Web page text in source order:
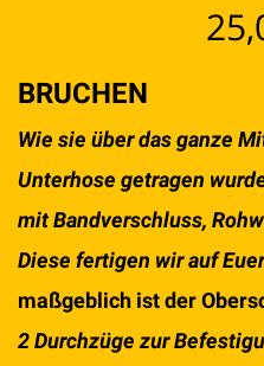
BRUCHEN
Wie sie über das ganze
Unterhose getragen
mit Bandverschluss,
Diese fertigen wir auf
maßgeblich ist der
2 Durchzüge zur